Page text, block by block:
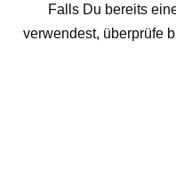
Falls Du bereits
verwendest, überprüfe